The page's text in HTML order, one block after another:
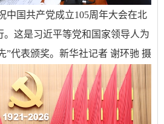
中国共产党成立105周年大会在北
。这是习近平等党和国家领导人为
”代表颁奖。新华社记者 谢环驰 摄